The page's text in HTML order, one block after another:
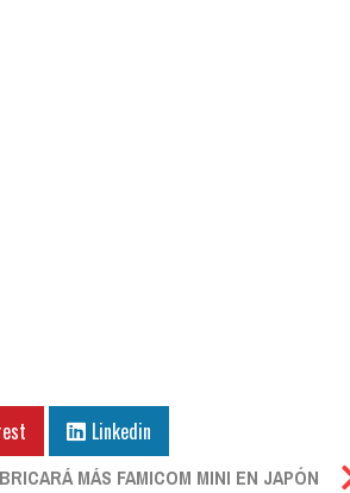
Linkedin
MÁS FAMICOM MINI EN JAPÓN